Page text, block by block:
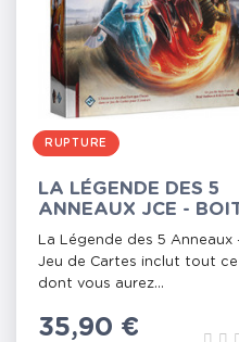
RUPTURE
LA LÉGENDE DES 5
ANNEAUX JCE -
DE BASE
La Légende des 5 Anneaux
Jeu de Cartes inclut tout ce
dont vous aurez...
Prix
35,90 €